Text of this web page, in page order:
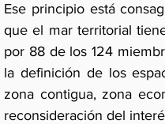
Ese principio está
que el mar territorial
por 88 de los 124
la definición de los
zona contigua, zona
reconsideración del